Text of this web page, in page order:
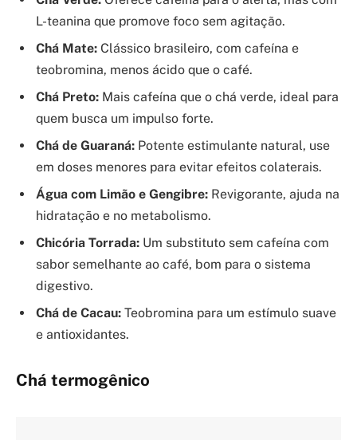
L-teanina que promove foco sem agitação.
Chá Mate: Clássico brasileiro, com cafeína e
teobromina, menos ácido que o café.
Chá Preto: Mais cafeína que o chá verde, ideal para
quem busca um impulso forte.
Chá de Guaraná: Potente estimulante natural, use
em doses menores para evitar efeitos colaterais.
Água com Limão e Gengibre: Revigorante, ajuda na
hidratação e no metabolismo.
Chicória Torrada: Um substituto sem cafeína com
sabor semelhante ao café, bom para o sistema
digestivo.
Chá de Cacau: Teobromina para um estímulo suave
e antioxidantes.
Chá termogênico